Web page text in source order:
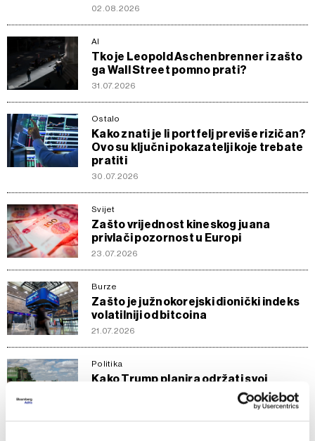
02.08.2026
AI
Tko je Leopold Aschenbrenner i zašto
ga Wall Street pomno prati?
31.07.2026
Ostalo
Kako znati je li portfelj previše rizičan?
Ovo su ključni pokazatelji koje trebate
pratiti
30.07.2026
Svijet
Zašto vrijednost kineskog juana
privlači pozornost u Europi
23.07.2026
Burze
Zašto je južnokorejski dionički indeks
volatilniji od bitcoina
21.07.2026
Politika
Kako Trump planira održati svoj